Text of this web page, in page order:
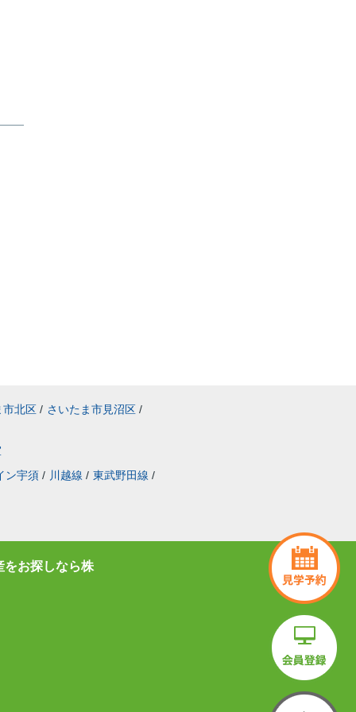
市北区 / さいたま市見沼区 /
ン宇須 / 川越線 / 東武野田線 /
をお探しなら株